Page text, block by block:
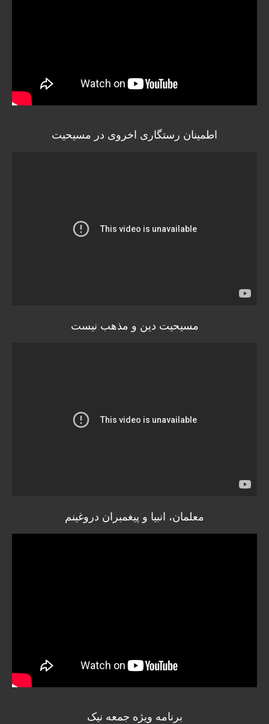
اطمینان رستگاری اخروی در مسیحیت
مسیحیت دین و مذهب نیست
معلمان، انبیا و پیغمبران دروغینم
برنامه ویژه جمعه نیک